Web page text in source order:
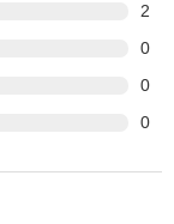
2
0
0
0